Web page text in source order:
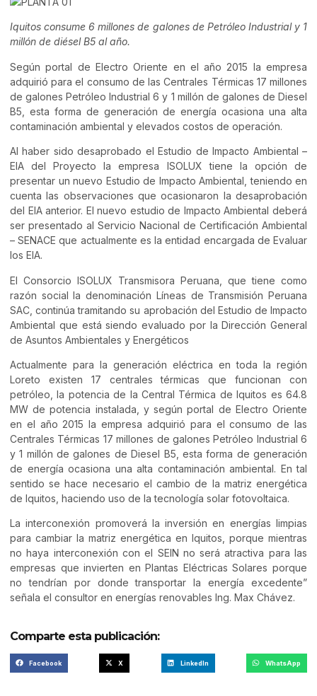
Iquitos consume 6 millones de galones de Petróleo Industrial y 1
millón de diésel B5 al año.
Según portal de Electro Oriente en el año 2015 la empresa
adquirió para el consumo de las Centrales Térmicas 17 millones
de galones Petróleo Industrial 6 y 1 millón de galones de Diesel
B5, esta forma de generación de energía ocasiona una alta
contaminación ambiental y elevados costos de operación.
Al haber sido desaprobado el Estudio de Impacto Ambiental –
EIA del Proyecto la empresa ISOLUX tiene la opción de
presentar un nuevo Estudio de Impacto Ambiental, teniendo en
cuenta las observaciones que ocasionaron la desaprobación
del EIA anterior. El nuevo estudio de Impacto Ambiental deberá
ser presentado al Servicio Nacional de Certificación Ambiental
– SENACE que actualmente es la entidad encargada de Evaluar
los EIA.
El Consorcio ISOLUX Transmisora Peruana, que tiene como
razón social la denominación Líneas de Transmisión Peruana
SAC, continúa tramitando su aprobación del Estudio de Impacto
Ambiental que está siendo evaluado por la Dirección General
de Asuntos Ambientales y Energéticos
Actualmente para la generación eléctrica en toda la región
Loreto existen 17 centrales térmicas que funcionan con
petróleo, la potencia de la Central Térmica de Iquitos es 64.8
MW de potencia instalada, y según portal de Electro Oriente
en el año 2015 la empresa adquirió para el consumo de las
Centrales Térmicas 17 millones de galones Petróleo Industrial 6
y 1 millón de galones de Diesel B5, esta forma de generación
de energía ocasiona una alta contaminación ambiental. En tal
sentido se hace necesario el cambio de la matriz energética
de Iquitos, haciendo uso de la tecnología solar fotovoltaica.
La interconexión promoverá la inversión en energías limpias
para cambiar la matriz energética en Iquitos, porque mientras
no haya interconexión con el SEIN no será atractiva para las
empresas que invierten en Plantas Eléctricas Solares porque
no tendrían por donde transportar la energía excedente”
señala el consultor en energías renovables Ing. Max Chávez.
Comparte esta publicación:
Facebook X LinkedIn WhatsApp